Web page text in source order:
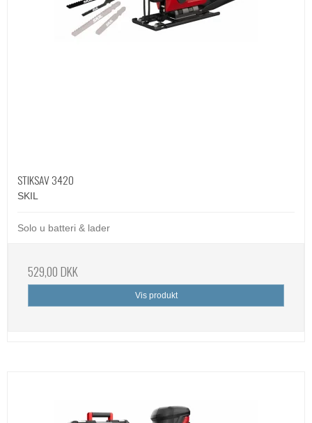
STIKSAV 3420
SKIL
Solo u batteri & lader
529,00 DKK
Vis produkt